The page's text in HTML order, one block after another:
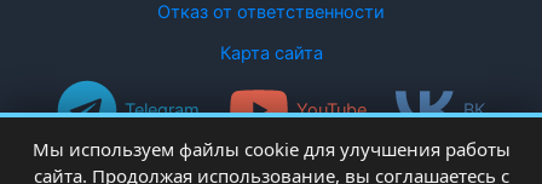
Отказ от ответственности
Карта сайта
Telegram YouTube ВК
Мы используем файлы cookie для улучшения работы
сайта. Продолжая использование, вы соглашаетесь с